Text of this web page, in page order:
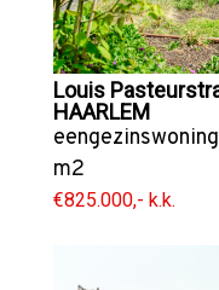
Louis
HAARLEM
eengezinswoning
m2
€825.000,- k.k.